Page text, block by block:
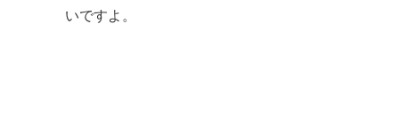
いですよ。